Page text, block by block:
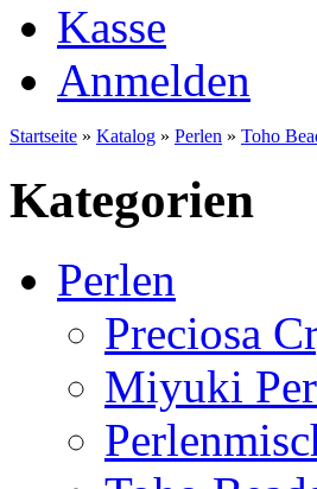
Kasse
Anmelden
Startseite » Katalog » Perlen » Toho
Kategorien
Perlen
Preciosa
Miyuki